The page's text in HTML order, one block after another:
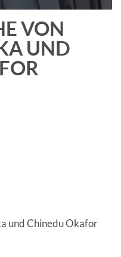
VON
UND
und Chinedu Okafor